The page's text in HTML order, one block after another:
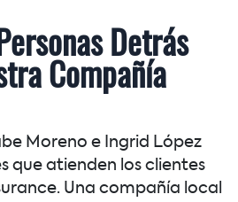
Detrás
Compañía
Moreno e Ingrid López
que atienden los clientes
Una compañía local